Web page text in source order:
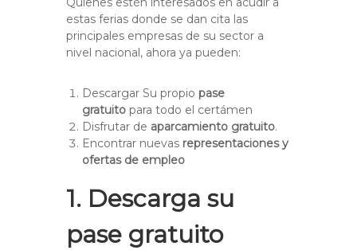
estas ferias donde se dan cita las
principales empresas de su sector a
nivel nacional, ahora ya pueden:
Descargar Su propiopase
gratuito para todo el certámen
Disfrutar de aparcamiento gratuito.
Encontrar nuevas representaciones y
ofertas de empleo
1. Descarga su
pase gratuito